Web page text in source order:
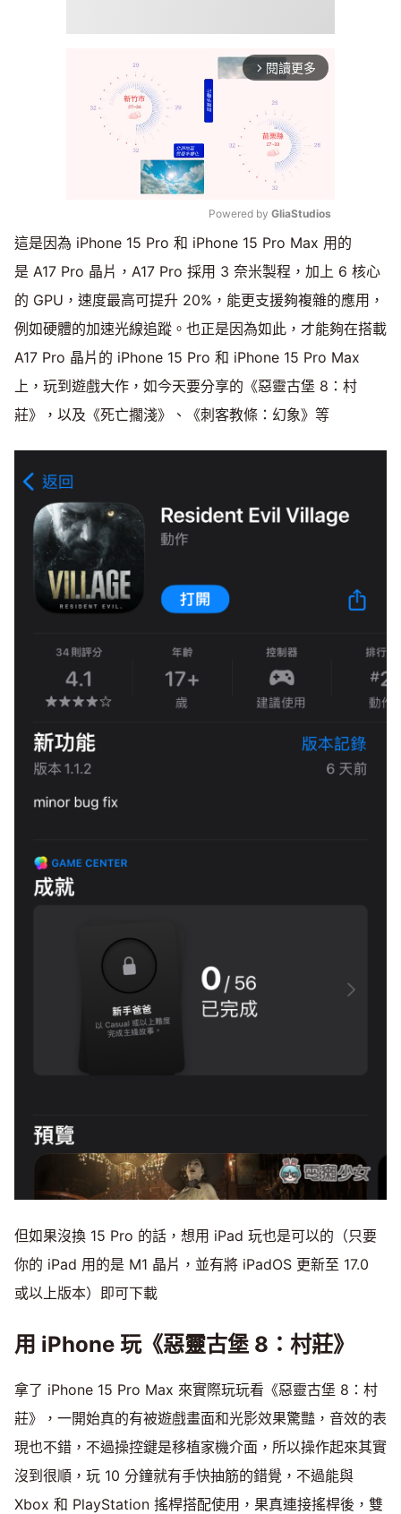
arrow_forward_ios 閱讀更多
Mute
Powered by GliaStudios
這是因為 iPhone 15 Pro 和 iPhone 15 Pro Max 用的
是 A17 Pro 晶片，A17 Pro 採用 3 奈米製程，加上 6 核心
的 GPU，速度最高可提升 20%，能更支援夠複雜的應用，
例如硬體的加速光線追蹤。也正是因為如此，才能夠在搭載
A17 Pro 晶片的 iPhone 15 Pro 和 iPhone 15 Pro Max
上，玩到遊戲大作，如今天要分享的《惡靈古堡 8：村
莊》，以及《死亡擱淺》、《刺客教條：幻象》等
但如果沒換 15 Pro 的話，想用 iPad 玩也是可以的（只要
你的 iPad 用的是 M1 晶片，並有將 iPadOS 更新至 17.0
或以上版本）即可下載
用 iPhone 玩《惡靈古堡 8：村莊》
拿了 iPhone 15 Pro Max 來實際玩玩看《惡靈古堡 8：村
莊》，一開始真的有被遊戲畫面和光影效果驚豔，音效的表
現也不錯，不過操控鍵是移植家機介面，所以操作起來其實
沒到很順，玩 10 分鐘就有手快抽筋的錯覺，不過能與
Xbox 和 PlayStation 搖桿搭配使用，果真連接搖桿後，雙